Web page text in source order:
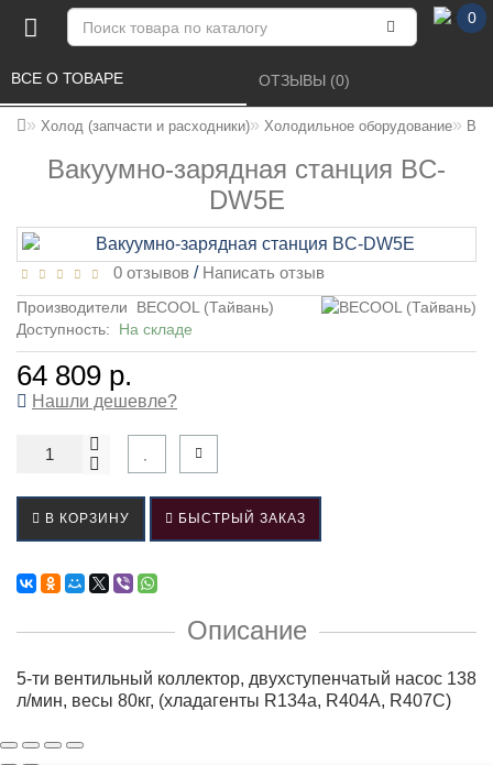
0
Холод (запчасти и расходники) Холодильное оборудование
Вакуумно-зарядная станция BC-
DW5E
ВСЕ О ТОВАРЕ ОТЗЫВЫ (0)
0 отзывов / Написать отзыв
Производители
BECOOL (Тайвань)
Доступность: На складе
64 809 р.
Нашли дешевле?
В КОРЗИНУ БЫСТРЫЙ ЗАКАЗ
Описание
5-ти вентильный коллектор, двухступенчатый насос 138
л/мин, весы 80кг, (хладагенты R134a, R404A, R407C)